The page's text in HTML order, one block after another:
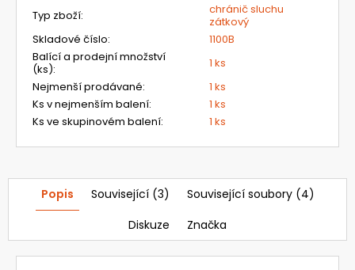
Typ zboží:
chránič sluchu
zátkový
Skladové číslo:
1100B
Balící a prodejní množství
(ks):
1 ks
Nejmenší prodávané:
1 ks
Ks v nejmenším balení:
1 ks
Ks ve skupinovém balení: 1 ks
Popis Související (3)
Související soubory (4)
Diskuze
Značka
BASIC
CLEANAIR
AERGO
950,16
Kč
Původně:
274